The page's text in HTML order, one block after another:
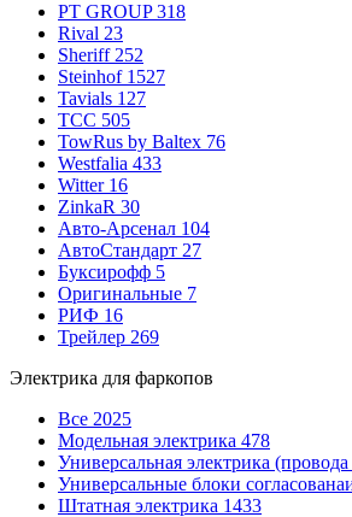
PT GROUP 318
Rival 23
Sheriff 252
Steinhof 1527
Tavials 127
TCC 505
TowRus by Baltex 76
Westfalia 433
Witter 16
ZinkaR 30
Авто-Арсенал 104
АвтоСтандарт 27
Буксирофф 5
Оригинальные 7
РИФ 16
Трейлер 269
Электрика для фаркопов
Все 2025
Модельная электрика 478
Универсальная электрика (провода
Универсальные блоки
Штатная электрика 1433